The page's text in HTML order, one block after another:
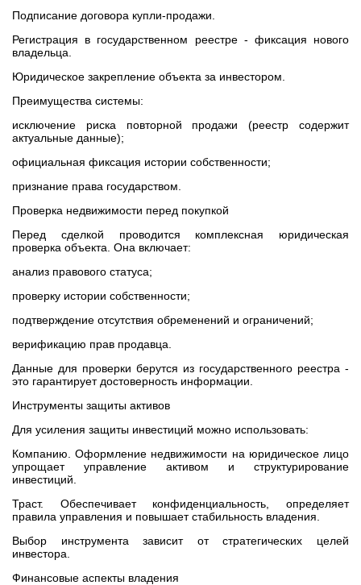
Подписание договора купли‑продажи.
Регистрация в государственном реестре - фиксация нового
владельца.
Юридическое закрепление объекта за инвестором.
Преимущества системы:
исключение риска повторной продажи (реестр содержит
актуальные данные);
официальная фиксация истории собственности;
признание права государством.
Проверка недвижимости перед покупкой
Перед сделкой проводится комплексная юридическая
проверка объекта. Она включает:
анализ правового статуса;
проверку истории собственности;
подтверждение отсутствия обременений и ограничений;
верификацию прав продавца.
Данные для проверки берутся из государственного реестра -
это гарантирует достоверность информации.
Инструменты защиты активов
Для усиления защиты инвестиций можно использовать:
Компанию. Оформление недвижимости на юридическое лицо
упрощает управление активом и структурирование
инвестиций.
Траст. Обеспечивает конфиденциальность, определяет
правила управления и повышает стабильность владения.
Выбор инструмента зависит от стратегических целей
инвестора.
Финансовые аспекты владения